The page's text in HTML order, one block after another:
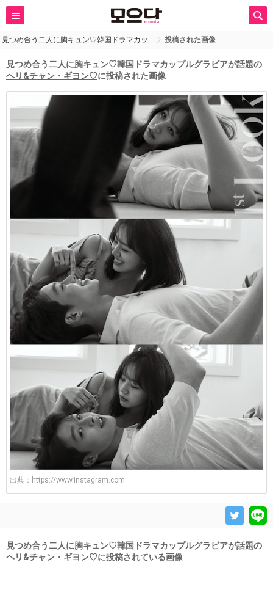
見つめ合う二人に胸キュン♡韓国ドラマカッ… 投稿された画像
見つめ合う二人に胸キュン♡韓国ドラマカップルグラビアが話題の
ヘリ&チャン・ギヨン♡に投稿された画像
出典： https://www.instagram.com
見つめ合う二人に胸キュン♡韓国ドラマカップルグラビアが話題の
ヘリ&チャン・ギヨン♡に投稿されている画像